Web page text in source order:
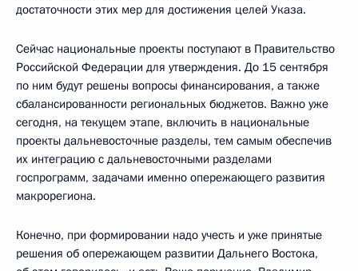
достаточности этих мер для достижения целей Указа.
Сейчас национальные проекты поступают в Правительство
Российской Федерации для утверждения. До 15 сентября
по ним будут решены вопросы финансирования, а также
сбалансированности региональных бюджетов. Важно уже
сегодня, на текущем этапе, включить в национальные
проекты дальневосточные разделы, тем самым обеспечив
их интеграцию с дальневосточными разделами
госпрограмм, задачами именно опережающего развития
макрорегиона.
Конечно, при формировании надо учесть и уже принятые
решения об опережающем развитии Дальнего Востока,